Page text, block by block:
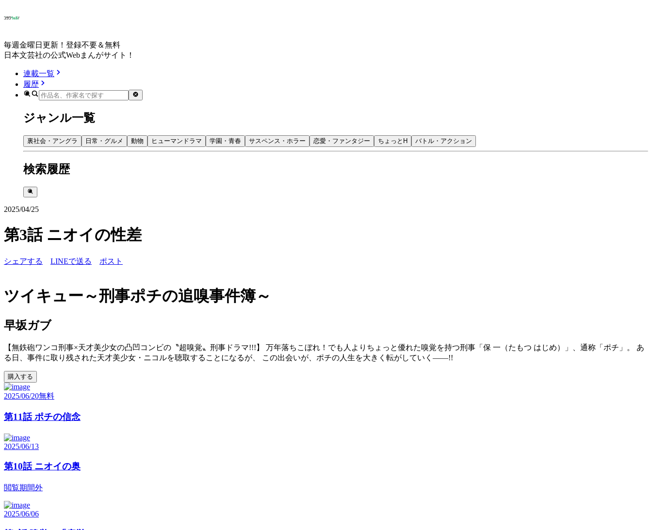
毎週金曜日更新！登録不要＆無料
日本文芸社の公式Webまんがサイト！
連載一覧
履歴
ジャンル一覧
裏社会・アングラ 日常・グルメ 動物 ヒューマンドラマ 学園・青春 サスペンス・ホラー 恋愛・ファンタジー ちょっとH バトル・アクション
検索履歴
2025/04/25
第3話 ニオイの性差
シェアする LINEで送る ポスト
ツイキュー～刑事ポチの追嗅事件簿～
早坂ガブ
【無鉄砲ワンコ刑事×天才美少女の凸凹コンビの〝超嗅覚〟刑事ドラマ!!!】 万年落ちこぼれ！でも人よりちょっと優れた嗅覚を持つ刑事「保 一（たもつ はじめ）」、通称「ポチ」。 あ
る日、事件に取り残された天才美少女・ニコルを聴取することになるが、 この出会いが、ポチの人生を大きく転がしていく――!!
購入する
2025/06/20無料
第11話 ポチの信念
2025/06/13
第10話 ニオイの奥
閲覧期間外
2025/06/06